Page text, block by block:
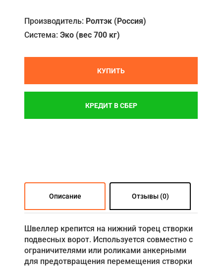
Где купить
Производитель: Ролтэк (Россия)
Система: Эко (вес 700 кг)
КУПИТЬ
КРЕДИТ В СБЕР
Описание Отзывы (0)
Швеллер крепится на нижний торец створки
подвесных ворот. Используется совместно с
ограничителями или роликами анкерными
для предотвращения перемещения створки